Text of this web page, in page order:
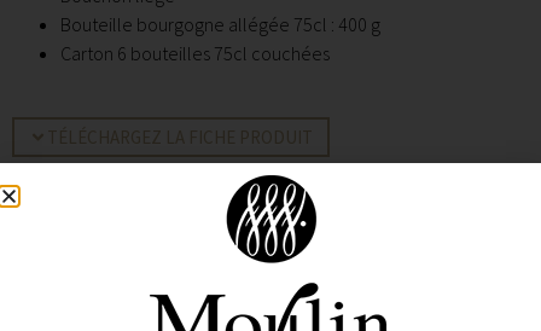
Bouteille bourgogne allégée 75cl : 400 g
Carton 6 bouteilles 75cl couchées
TÉLÉCHARGEZ LA FICHE PRODUIT